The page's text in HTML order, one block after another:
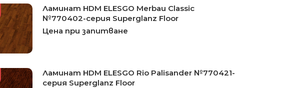
Ламинат HDM ELESGO Merbau Classic
№770402-серия Superglanz Floor
Цена при запитване
Ламинат HDM ELESGO Rio Palisander №770421-
серия Superglanz Floor